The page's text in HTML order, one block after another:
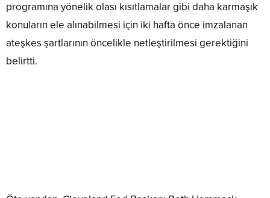
programına yönelik olası kısıtlamalar gibi daha karmaşık
konuların ele alınabilmesi için iki hafta önce imzalanan
ateşkes şartlarının öncelikle netleştirilmesi gerektiğini
belirtti.